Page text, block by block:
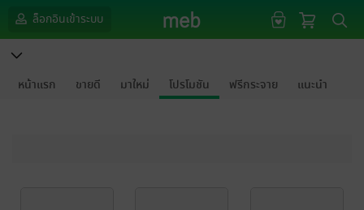
ล็อกอินเข้าระบบ
หน้าแรก ขายดี มาใหม่ โปรโมชัน ฟรีกระจาย แนะนำ